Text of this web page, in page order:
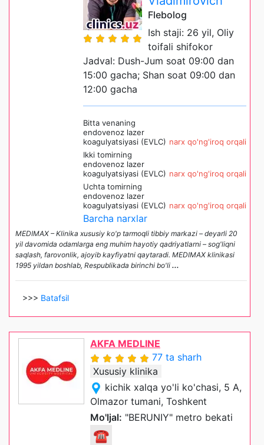
Flebolog
Ish staji: 26 yil, Oliy
toifali shifokor
Jadval: Dush-Jum soat 09:00 dan
15:00 gacha; Shan soat 09:00 dan
12:00 gacha
Bitta venaning
endovenoz lazer
koagulyatsiyasi (EVLC) narx qo'ng'iroq orqali
Ikki tomirning
endovenoz lazer
koagulyatsiyasi (EVLC) narx qo'ng'iroq orqali
Uchta tomirning
endovenoz lazer
koagulyatsiyasi (EVLC) narx qo'ng'iroq orqali
Barcha narxlar
MEDIMAX – Klinika xususiy ko'p tarmoqli tibbiy markazi – deyarli 20
yil davomida odamlarga eng muhim hayotiy qadriyatlarni – sog'liqni
saqlash, farovonlik, ajoyib kayfiyatni qaytaradi. MEDIMAX klinikasi
1995 yildan boshlab, Respublikada birinchi bo'li ...
>>> Batafsil
AKFA MEDLINE
77 ta sharh
Xususiy klinika
kichik xalqa yo'li ko'chasi, 5 A,
Olmazor tumani, Toshkent
Mo'ljal: "BERUNIY" metro bekati
☎